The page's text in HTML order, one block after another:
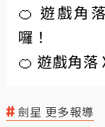
🍊 遊戲角
囉！
🍊 遊戲角落
劍星 更多報導